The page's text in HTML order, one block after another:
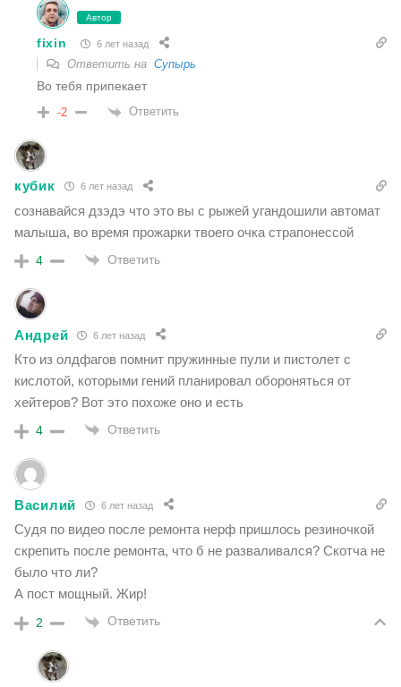
Автор
fixin 6 лет назад
Ответить на Супырь
Во тебя припекает
-2 Ответить
кубик 6 лет назад
сознавайся дзэдэ что это вы с рыжей угандошили автомат
малыша, во время прожарки твоего очка страпонессой
4 Ответить
Андрей 6 лет назад
Кто из олдфагов помнит пружинные пули и пистолет с
кислотой, которыми гений планировал обороняться от
хейтеров? Вот это похоже оно и есть
4 Ответить
Василий 6 лет назад
Судя по видео после ремонта нерф пришлось резиночкой
скрепить после ремонта, что б не разваливался? Скотча не
было что ли?
А пост мощный. Жир!
2 Ответить